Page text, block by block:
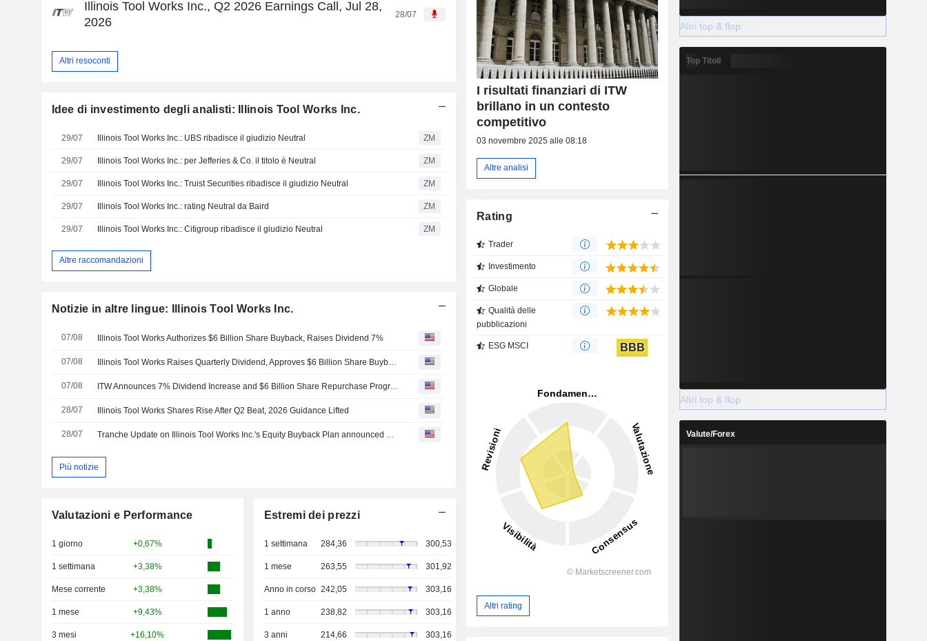
Illinois Tool Works Inc., Q2 2026 Earnings Call, Jul 28,
2026
28/07
Altri resoconti
Idee di investimento degli analisti: Illinois Tool Works Inc.
29/07 Illinois Tool Works Inc.: UBS ribadisce il giudizio Neutral ZM
29/07 Illinois Tool Works Inc.: per Jefferies & Co. il titolo è Neutral ZM
29/07 Illinois Tool Works Inc.: Truist Securities ribadisce il giudizio Neutral ZM
29/07 Illinois Tool Works Inc.: rating Neutral da Baird ZM
29/07 Illinois Tool Works Inc.: Citigroup ribadisce il giudizio Neutral ZM
Altre raccomandazioni
Notizie in altre lingue: Illinois Tool Works Inc.
07/08 Illinois Tool Works Authorizes $6 Billion Share Buyback, Raises Dividend 7%
07/08 Illinois Tool Works Raises Quarterly Dividend, Approves $6 Billion Share Buyback Authorization
07/08 ITW Announces 7% Dividend Increase and $6 Billion Share Repurchase Program
28/07 Illinois Tool Works Shares Rise After Q2 Beat, 2026 Guidance Lifted
28/07 Tranche Update on Illinois Tool Works Inc.'s Equity Buyback Plan announced on August 4, 2023.
Più notizie
Valutazioni e Performance
1 giorno +0,67%
1 settimana +3,38%
Mese corrente +3,38%
1 mese +9,43%
3 mesi +16,10%
Estremi dei prezzi
1 settimana 284,36 300,53
1 mese 263,55 301,92
Anno in corso 242,05 303,16
1 anno 238,82 303,16
3 anni 214,66 303,16
I risultati finanziari di ITW
brillano in un contesto
competitivo
03 novembre 2025 alle 08:18
Altre analisi
Rating
Trader
Investimento
Globale
Qualità delle
pubblicazioni
ESG MSCI BBB
Altri rating
Altri top & flop
Top Titoli
Altri top & flop
Valute/Forex